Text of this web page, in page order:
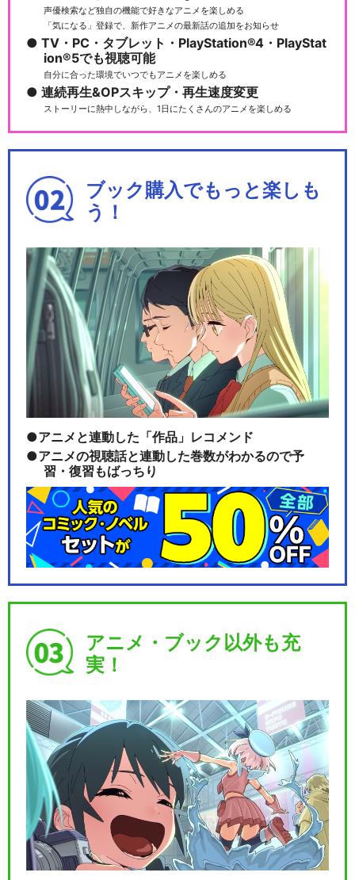
声優検索など独自の機能で好きなアニメを楽しめる
「気になる」登録で、新作アニメの最新話の追加をお知らせ
TV・PC・タブレット・PlayStation®4・PlayStat
ion®5でも視聴可能
自分に合った環境でいつでもアニメを楽しめる
連続再生&OPスキップ・再生速度変更
ストーリーに熱中しながら、1日にたくさんのアニメを楽しめる
ブック購入でもっと楽しも
う！
アニメと連動した「作品」レコメンド
アニメの視聴話と連動した巻数がわかるので予
習・復習もばっちり
アニメ・ブック以外も充
実！